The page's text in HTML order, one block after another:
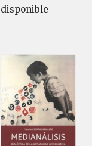
disponible